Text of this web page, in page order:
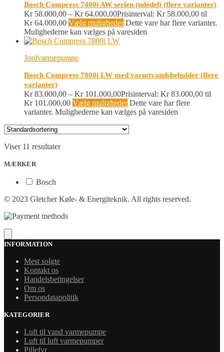
Bosch Compress 7400i AW serien (udedel) (flere varianter)
Kr58.000,00 – Kr64.000,00Prisinterval: Kr 58.000,00 til
Kr 64.000,00 Vælg muligheder Dette vare har flere varianter.
Mulighederne kan vælges på varesiden
Jordvarmepumpe
Bosch Compress 7800i LW med varmtvandsbeholder (flere
varianter)
Kr83.000,00 – Kr101.000,00Prisinterval: Kr 83.000,00 til
Kr 101.000,00 Vælg muligheder Dette vare har flere
varianter. Mulighederne kan vælges på varesiden
Viser 11 resultater
MÆRKER
Bosch
© 2023 Gletcher Køle- & Energiteknik. All rights reserved.
INFORMATION
Mest solgte
Kontakt os
Handelsbetingelser
Om os
Persondatapolitik
KATEGORIER
Luft til vand varmepumpe
Luft til luft varmepumper
Pillefyr